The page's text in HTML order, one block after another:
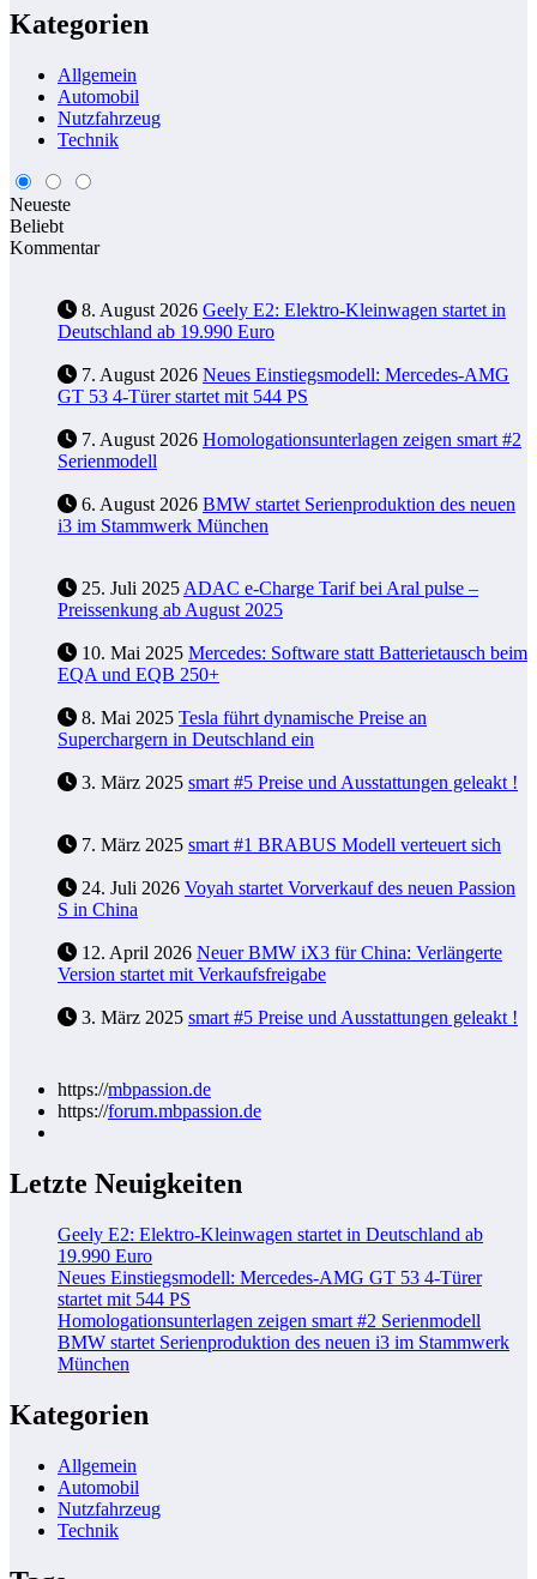
Kategorien
Allgemein
Automobil
Nutzfahrzeug
Technik
Neueste
Beliebt
Kommentar
8. August 2026 Geely E2: Elektro-Kleinwagen startet in
Deutschland ab 19.990 Euro
7. August 2026 Neues Einstiegsmodell: Mercedes-AMG
GT 53 4-Türer startet mit 544 PS
7. August 2026 Homologationsunterlagen zeigen smart #2
Serienmodell
6. August 2026 BMW startet Serienproduktion des neuen
i3 im Stammwerk München
25. Juli 2025 ADAC e-Charge Tarif bei Aral pulse –
Preissenkung ab August 2025
10. Mai 2025 Mercedes: Software statt Batterietausch beim
EQA und EQB 250+
8. Mai 2025 Tesla führt dynamische Preise an
Superchargern in Deutschland ein
3. März 2025 smart #5 Preise und Ausstattungen geleakt !
7. März 2025 smart #1 BRABUS Modell verteuert sich
24. Juli 2026 Voyah startet Vorverkauf des neuen Passion
S in China
12. April 2026 Neuer BMW iX3 für China: Verlängerte
Version startet mit Verkaufsfreigabe
3. März 2025 smart #5 Preise und Ausstattungen geleakt !
https://mbpassion.de
https://forum.mbpassion.de
Letzte Neuigkeiten
Geely E2: Elektro-Kleinwagen startet in Deutschland ab
19.990 Euro
Neues Einstiegsmodell: Mercedes-AMG GT 53 4-Türer
startet mit 544 PS
Homologationsunterlagen zeigen smart #2 Serienmodell
BMW startet Serienproduktion des neuen i3 im Stammwerk
München
Kategorien
Allgemein
Automobil
Nutzfahrzeug
Technik